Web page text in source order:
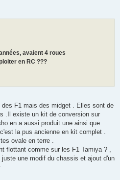
avaient 4 roues
en RC ???
des F1 mais des midget . Elles sont de
.Il existe un kit de conversion sur
en a aussi produit une ainsi que
la pus ancienne en kit complet .
ovale en terre .
flottant comme sur les F1 Tamiya ? ,
une modif du chassis et ajout d'un